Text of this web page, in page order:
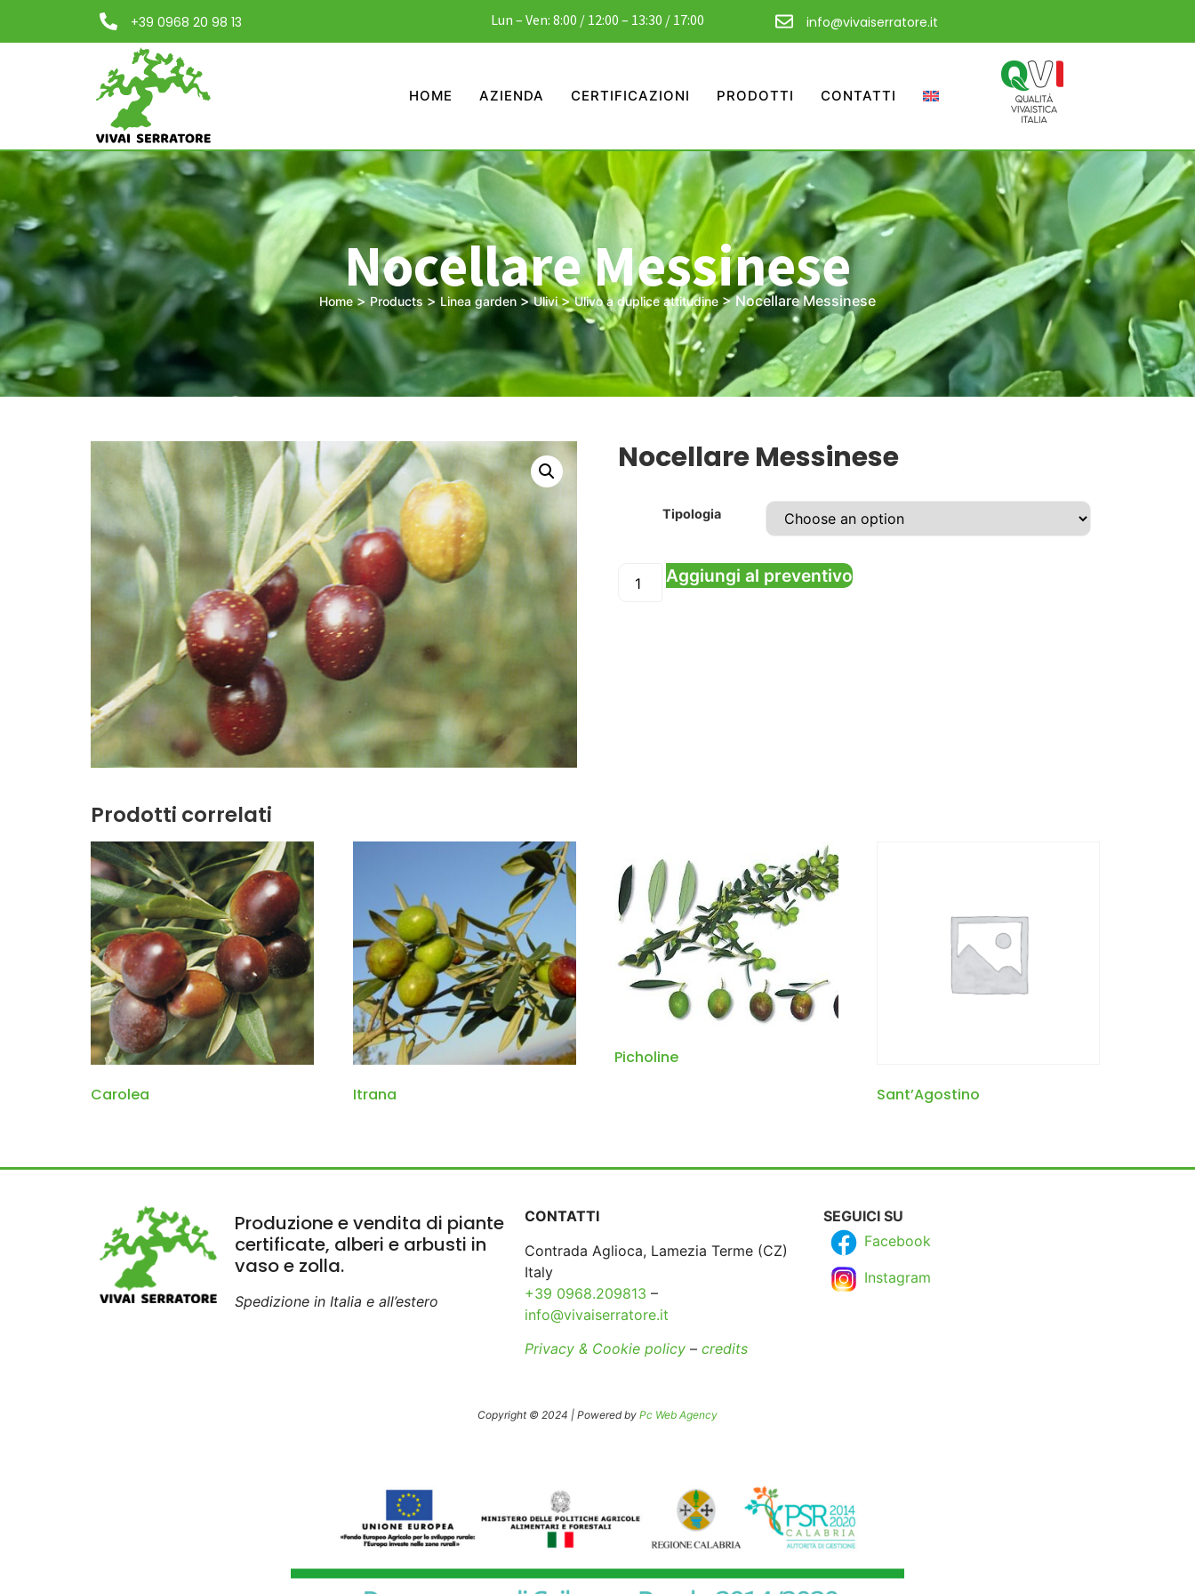
+39 0968 20 98 13 Lun – Ven: 8:00 / 12:00 – 13:30 / 17:00 info@vivaiserratore.it
HOME AZIENDA CERTIFICAZIONI PRODOTTI CONTATTI
Nocellare Messinese
Home> Products > Linea garden >Ulivi>Ulivo a duplice attitudine >Nocellare Messinese
Nocellare Messinese
Tipologia
Aggiungi al preventivo
Prodotti correlati
Carolea Itrana
Picholine
Sant’Agostino
Produzione e vendita di piante
certificate, alberi e arbusti in
vaso e zolla.
Spedizione in Italia e all’estero
CONTATTI
Contrada Aglioca, Lamezia Terme (CZ)
Italy
+39 0968.209813 –
info@vivaiserratore.it
Privacy & Cookie policy– credits
SEGUICI SU
Facebook
Instagram
Copyright © 2024 | Powered by Pc Web Agency